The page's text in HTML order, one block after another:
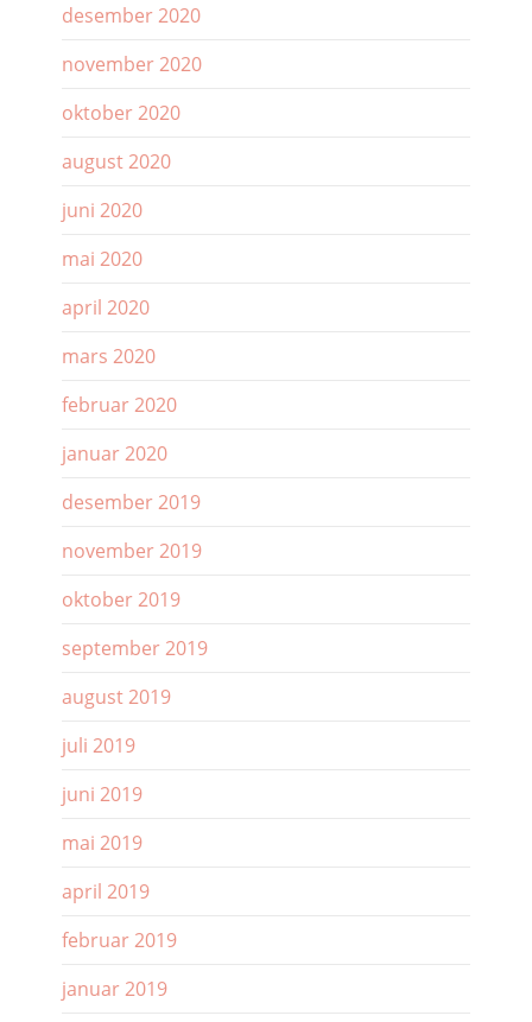
desember 2020
november 2020
oktober 2020
august 2020
juni 2020
mai 2020
april 2020
mars 2020
februar 2020
januar 2020
desember 2019
november 2019
oktober 2019
september 2019
august 2019
juli 2019
juni 2019
mai 2019
april 2019
februar 2019
januar 2019